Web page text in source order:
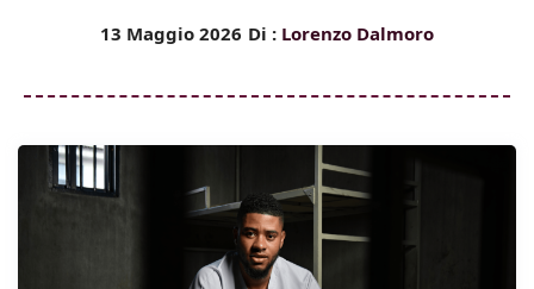
13 Maggio 2026 Di : Lorenzo Dalmoro